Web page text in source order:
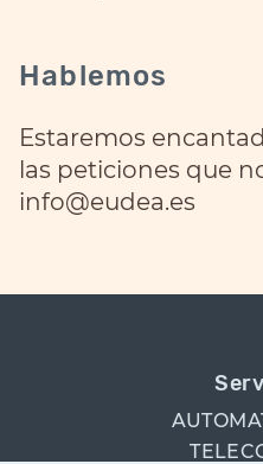
Hablemos
Estaremos
las peticiones que
info@eudea.es